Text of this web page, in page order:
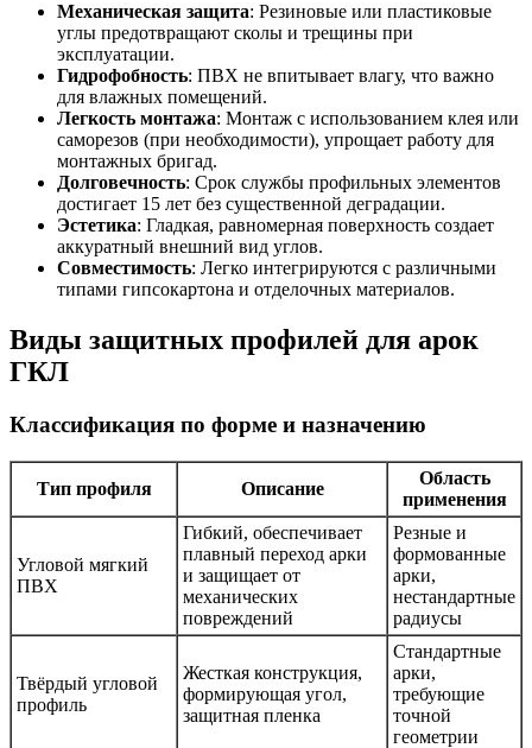
Механическая защита: Резиновые или пластиковые
углы предотвращают сколы и трещины при
эксплуатации.
Гидрофобность: ПВХ не впитывает влагу, что важно
для влажных помещений.
Легкость монтажа: Монтаж с использованием клея или
саморезов (при необходимости), упрощает работу для
монтажных бригад.
Долговечность: Срок службы профильных элементов
достигает 15 лет без существенной деградации.
Эстетика: Гладкая, равномерная поверхность создает
аккуратный внешний вид углов.
Совместимость: Легко интегрируются с различными
типами гипсокартона и отделочных материалов.
Виды защитных профилей для арок
ГКЛ
Классификация по форме и назначению
Тип профиля Описание
Область
применения
Угловой мягкий
ПВХ
Гибкий, обеспечивает
плавный переход арки
и защищает от
механических
повреждений
Резные и
формованные
арки,
нестандартные
радиусы
Твёрдый угловой
профиль
Жесткая конструкция,
формирующая угол,
защитная пленка
Стандартные
арки,
требующие
точной
геометрии